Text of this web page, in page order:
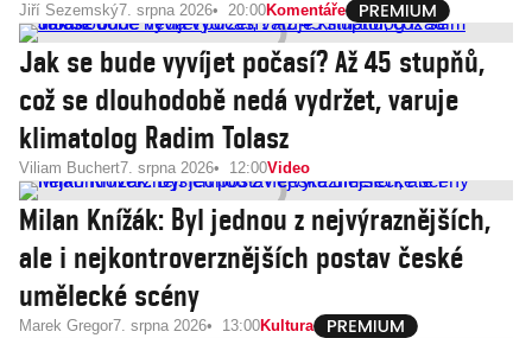
Jiří Sezemský7. srpna 2026 20:00Komentáře
Jak se bude vyvíjet počasí? Až 45 stupňů,
což se dlouhodobě nedá vydržet, varuje
klimatolog Radim Tolasz
Viliam Buchert7. srpna 2026 12:00Video
Milan Knížák: Byl jednou z nejvýraznějších,
ale i nejkontroverznějších postav české
umělecké scény
Marek Gregor7. srpna 2026 13:00Kultura